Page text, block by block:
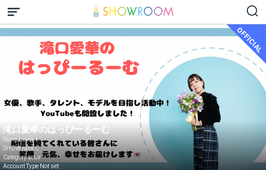
OFFICIAL
滝口愛華のはっぴーるーむ
Room Level 1
SHOW rank C
Category actor
Account Type Not set